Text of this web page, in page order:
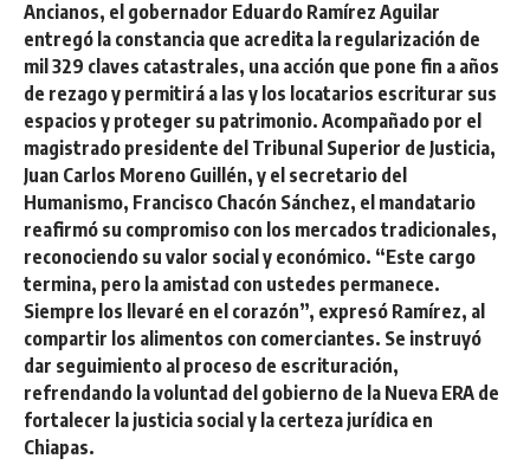
Ancianos, el gobernador Eduardo Ramírez Aguilar
entregó la constancia que acredita la regularización de
mil 329 claves catastrales, una acción que pone fin a años
de rezago y permitirá a las y los locatarios escriturar sus
espacios y proteger su patrimonio. Acompañado por el
magistrado presidente del Tribunal Superior de Justicia,
Juan Carlos Moreno Guillén, y el secretario del
Humanismo, Francisco Chacón Sánchez, el mandatario
reafirmó su compromiso con los mercados tradicionales,
reconociendo su valor social y económico. “Este cargo
termina, pero la amistad con ustedes permanece.
Siempre los llevaré en el corazón”, expresó Ramírez, al
compartir los alimentos con comerciantes. Se instruyó
dar seguimiento al proceso de escrituración,
refrendando la voluntad del gobierno de la Nueva ERA de
fortalecer la justicia social y la certeza jurídica en
Chiapas.